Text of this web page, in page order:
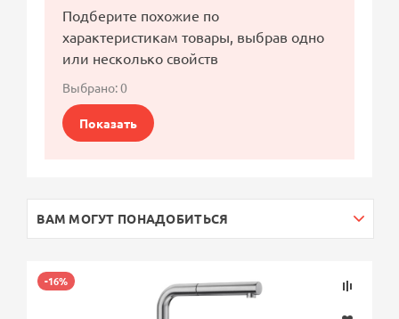
Подберите похожие по
характеристикам товары, выбрав одно
или несколько свойств
Выбрано:0
Показать
ВАМ МОГУТ ПОНАДОБИТЬСЯ
-16%